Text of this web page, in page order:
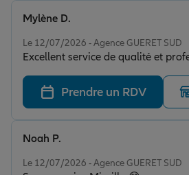
Le 12/07/2026 - Agence GUERET SUD
Excellent service de qualité et
Mylène D.
Prendre un RDV
Le 12/07/2026 - Agence GUERET SUD
Noah P.